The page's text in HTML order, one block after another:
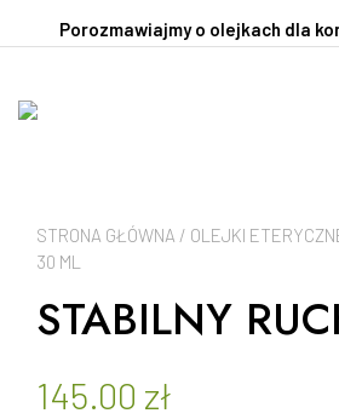
Porozmawiajmy o olejkach dla
STRONA GŁÓWNA / OLEJKI
30 ML
STABILNY
145.00 zł